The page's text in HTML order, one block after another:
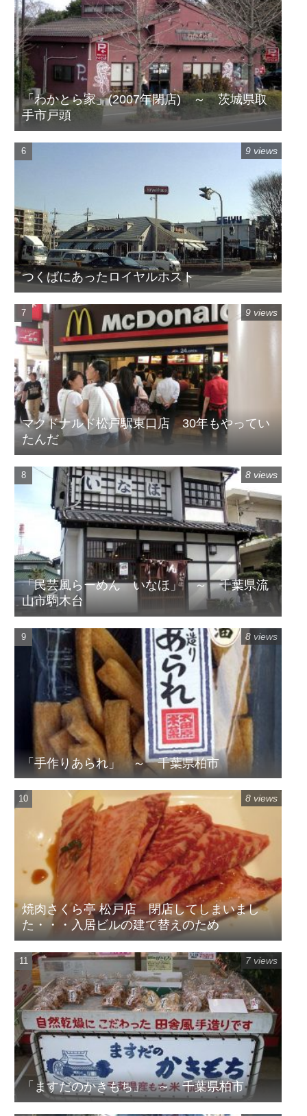
「わかとら家」(2007年閉店) ～ 茨城県取
手市戸頭
つくばにあったロイヤルホスト
9 views
マクドナルド松戸駅東口店 30年もやってい
たんだ
9 views
「民芸風らーめん いなほ」 ～ 千葉県流
山市駒木台
8 views
「手作りあられ」 ～ 千葉県柏市
8 views
焼肉さくら亭 松戸店 閉店してしまいまし
た・・・入居ビルの建て替えのため
8 views
「ますだのかきもち」 ～ 千葉県柏市
7 views